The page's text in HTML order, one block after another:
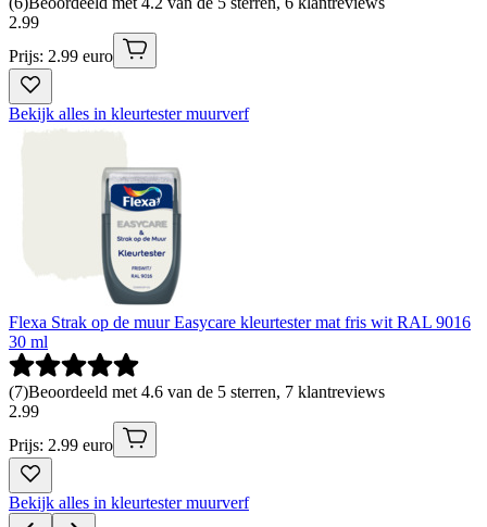
2.99
Prijs: 2.99 euro
Bekijk alles in kleurtester muurverf
Flexa Strak op de muur Easycare kleurtester mat fris wit RAL 9016
30 ml
(7)Beoordeeld met 4.6 van de 5 sterren, 7 klantreviews
2.99
Prijs: 2.99 euro
Bekijk alles in kleurtester muurverf